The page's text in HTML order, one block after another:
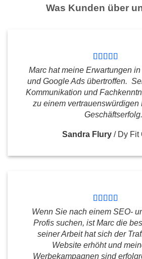
Was Kunden über
Marc hat meine Erwartungen
und Google Ads übertroffen.
Kommunikation und
zu einem vertrauenswürdigen
Geschäftserfolg.
Sandra Flury / Dy Fit
Wenn Sie nach einem SEO-
Profis suchen, ist Marc die
seiner Arbeit hat sich der
Website erhöht und
Werbekampagnen sind